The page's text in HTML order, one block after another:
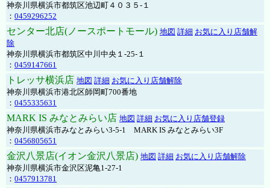
神奈川県横浜市都筑区池辺町４０３５-１
： 0459296252
センター北店(ノースポートモール) 地図 詳細 お気に入り店舗解
除
神奈川県横浜市都筑区中川中央１-25-１
： 0459147661
トレッサ横浜店 地図 詳細 お気に入り店舗解除
神奈川県横浜市港北区師岡町700番地
： 0455335631
MARK IS みなとみらい店 地図 詳細 お気に入り店舗登録
神奈川県横浜市みなとみらい3-5-1 MARK IS みなとみらい3F
： 0456805651
金沢八景店(イオン金沢八景店) 地図 詳細 お気に入り店舗解除
神奈川県横浜市金沢区泥亀1-27-1
： 0457913781